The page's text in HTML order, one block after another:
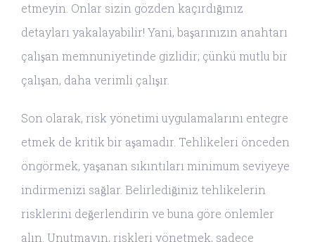
etmeyin. Onlar sizin gözden kaçırdığınız
detayları yakalayabilir! Yani, başarınızın anahtarı
çalışan memnuniyetinde gizlidir; çünkü mutlu bir
çalışan, daha verimli çalışır.
Son olarak, risk yönetimi uygulamalarını entegre
etmek de kritik bir aşamadır. Tehlikeleri önceden
öngörmek, yaşanan sıkıntıları minimum seviyeye
indirmenizi sağlar. Belirlediğiniz tehlikelerin
risklerini değerlendirin ve buna göre önlemler
alın. Unutmayın, riskleri yönetmek, sadece